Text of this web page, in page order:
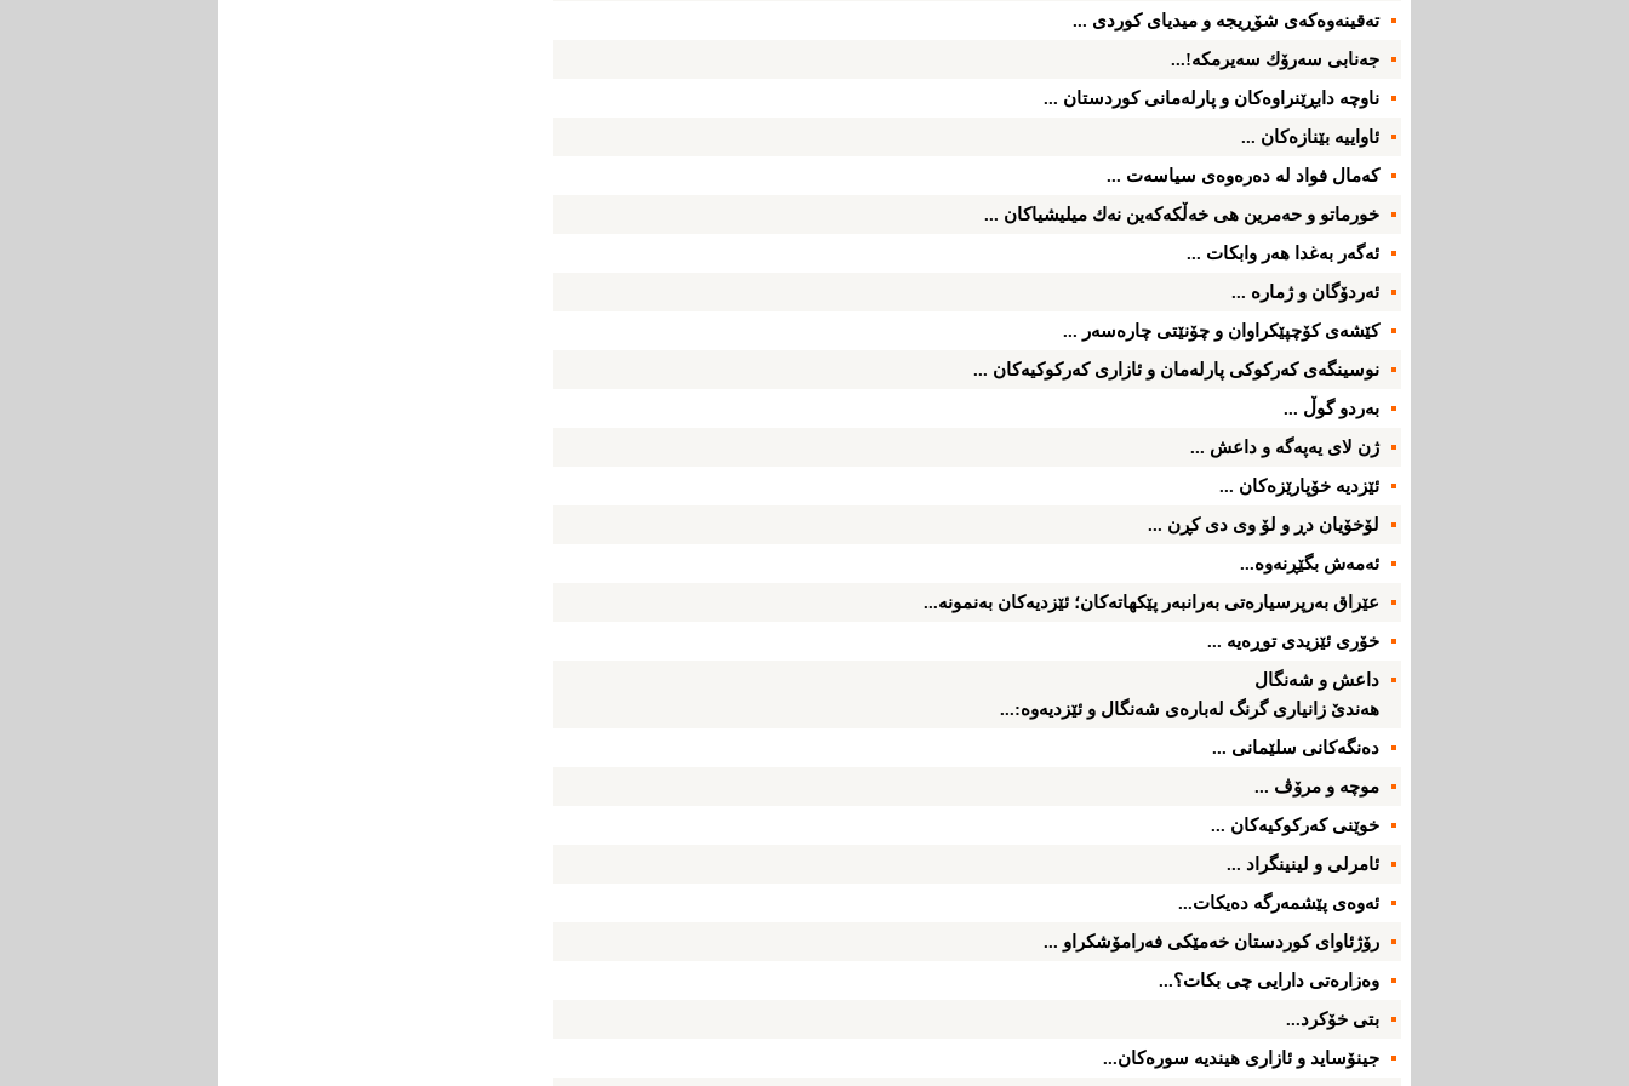
ته‌قینه‌وه‌كه‌ی‌ شۆڕیجه ‌و میدیای‌ كوردی‌ ...
جه‌نابی سه‌رۆك سه‌یرمكه‌!...
ناوچه‌ دابڕێنراوه‌كان و پارله‌مانی‌ كوردستان ...
ئاواییه‌ بێنازه‌كان ...
كه‌مال فواد له‌ ده‌ره‌وه‌ی‌ سیاسه‌ت ...
خورماتو و حه‌مرین هی‌ خه‌ڵكه‌كه‌ین نه‌ك میلیشیاكان ...
ئه‌گه‌ر به‌غدا هه‌ر وابكات ...
ئه‌ردۆگان و ژماره‌ ...
كێشه‌ی‌ كۆچپێكراوان و چۆنێتی‌ چاره‌سه‌ر ...
نوسینگه‌ی‌ كه‌ركوكی‌ پارله‌مان و ئازاری‌ كه‌ركوكیه‌كان ...
به‌ردو گوڵ ...
ژن لای‌ یه‌په‌گه‌ و داعش ...
ئێزدیه‌ خۆپارێزه‌كان ...
لۆخۆیان دڕ و لۆ وی‌ دی‌ كڕن ...
ئه‌مه‌ش بگێڕنه‌وه‌...
عێراق به‌رپرسیاره‌تی‌ به‌رانبه‌ر پێكهاته‌كان؛ ئێزدیه‌كان به‌نمونه‌...
خۆری‌ ئێزیدی‌ توڕه‌یه‌ ...
داعش و شه‌نگال
هه‌ندێ‌ زانیاری‌ گرنگ له‌باره‌ی‌ شه‌نگال و ئێزدیه‌وه‌:...
ده‌نگه‌كانی‌ سلێمانی‌ ...
موچه‌ و مرۆڤ ...
خوێنی‌ كه‌ركوكیه‌كان ...
ئامرلی‌ و لینینگراد ...
ئه‌وه‌ی‌ پێشمه‌رگه‌ ده‌یكات...
رۆژئاوای‌ كوردستان خه‌مێكی‌ فه‌رامۆشكراو ...
وه‌زاره‌تی‌ دارایی‌ چی‌ بكات؟...
بتی‌ خۆكرد...
جینۆساید و ئازاری‌ هیندیه‌ سوره‌كان...